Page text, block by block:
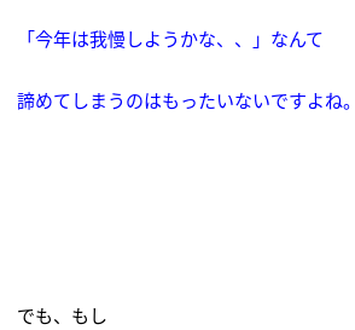
「今年は我慢しようかな、、」なんて
諦めてしまうのはもったいないですよね。
でも、もし